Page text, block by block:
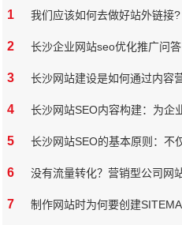
1 我们应该如何去做好站外链接?
2 长沙企业网站seo优化推广问答
3
4
5
6
7